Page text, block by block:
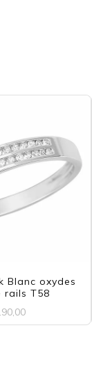
Blanc oxydes
rails T58